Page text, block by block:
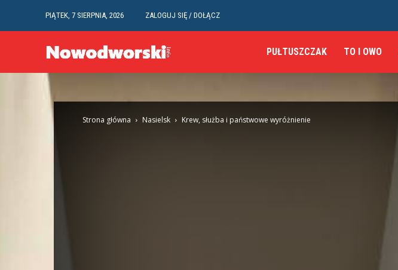
PIĄTEK, 7 SIERPNIA, 2026 ZALOGUJ SIĘ / DOŁĄCZ
PUŁTUSZCZAK TO I OWO
Strona główna Nasielsk Krew, służba i państwowe wyróżnienie